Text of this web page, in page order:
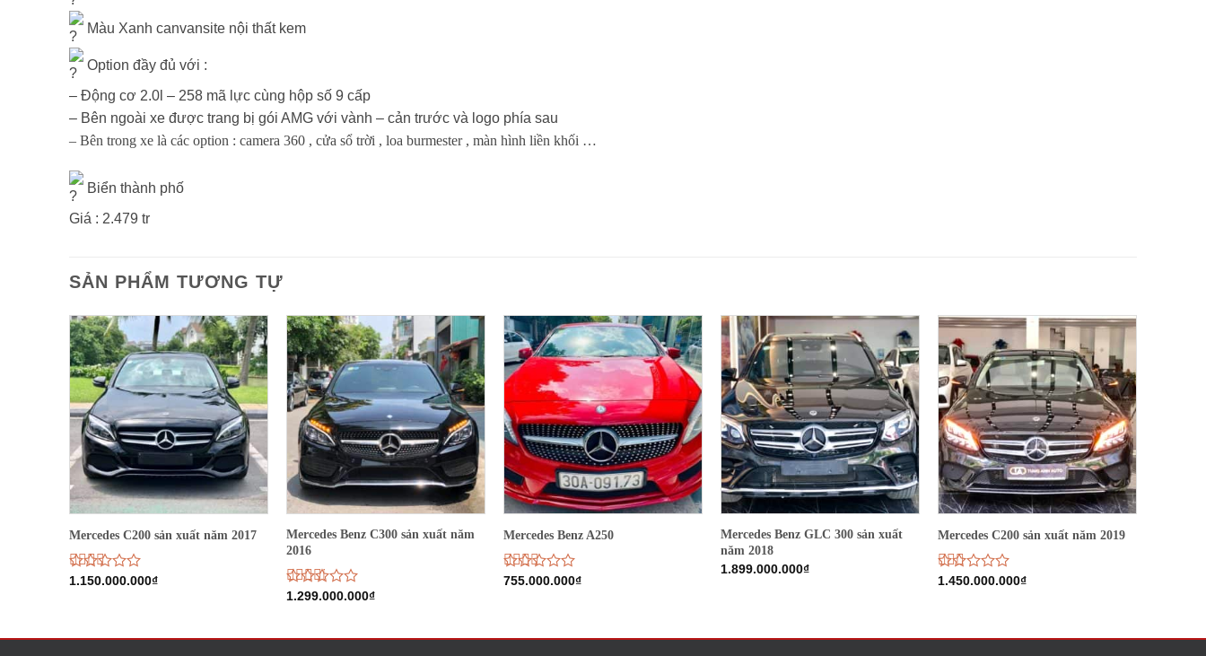
Màu Xanh canvansite nội thất kem
Option đầy đủ với :
– Động cơ 2.0l – 258 mã lực cùng hộp số 9 cấp
– Bên ngoài xe được trang bị gói AMG với vành – cản trước và logo phía sau
– Bên trong xe là các option : camera 360 , cửa sổ trời , loa burmester , màn hình liền khối …
Biển thành phố
Giá : 2.479 tr
SẢN PHẨM TƯƠNG TỰ
Mercedes C200 sản xuất năm 2017
Được
5 sao
1.150.000.000₫
Mercedes Benz C300 sản xuất năm
2016
Được
2.68
1.299.000.000₫
Mercedes Benz A250
Được
5 sao
755.000.000₫
Mercedes Benz GLC 300 sản xuất
năm 2018
1.899.000.000₫
Mercedes C200 sản xuất năm 2019
Được
5
1.450.000.000₫